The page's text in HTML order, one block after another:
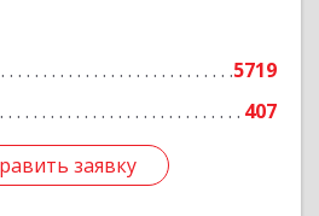
5719
407
заявку
заявку